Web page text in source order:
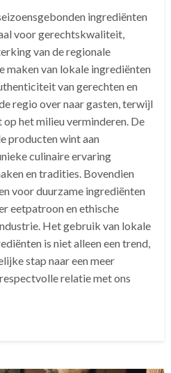
ingrediënten
voor gerechtskwaliteit,
van de regionale
maken van lokale ingrediënten
van gerechten en
regio over naar gasten, terwijl
het milieu verminderen. De
producten wint aan
culinaire ervaring
en tradities. Bovendien
voor duurzame ingrediënten
eetpatroon en ethische
Het gebruik van lokale
is niet alleen een trend,
stap naar een meer
relatie met ons